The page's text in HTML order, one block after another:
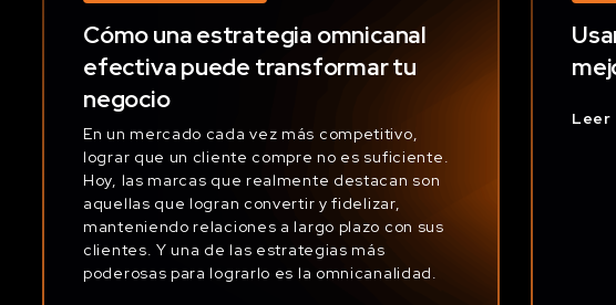
Cómo una estrategia omnicanal
efectiva puede transformar tu
negocio
En un mercado cada vez más competitivo,
lograr que un cliente compre no es suficiente.
Hoy, las marcas que realmente destacan son
aquellas que logran convertir y fidelizar,
manteniendo relaciones a largo plazo con sus
clientes. Y una de las estrategias más
poderosas para lograrlo es la omnicanalidad.
Leer